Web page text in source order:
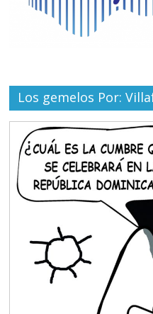
Los gemelos Por: